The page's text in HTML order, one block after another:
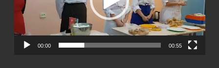
00:00 00:55